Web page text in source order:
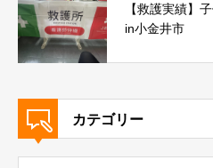
【救護実績】
in小金井市
カテゴリー